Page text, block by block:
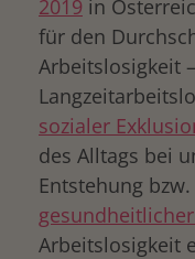
2019 in
für den
Arbeitslosigkeit
sozialer
des Alltags bei
Entstehung
Arbeitslosigkeit